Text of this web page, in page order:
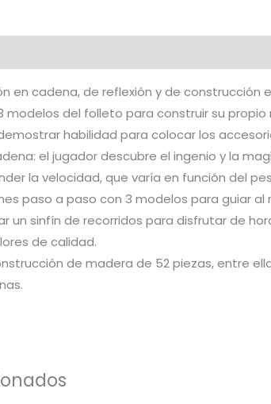
en cadena, de reflexión y de construcción
modelos del folleto para construir su
habilidad para colocar los
el jugador descubre el ingenio y la
la velocidad, que varía en función del
paso a paso con 3 modelos para guiar
un sinfín de recorridos para disfrutar de
de calidad.
de madera de 52 piezas, entre